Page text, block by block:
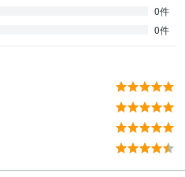
0件
0件